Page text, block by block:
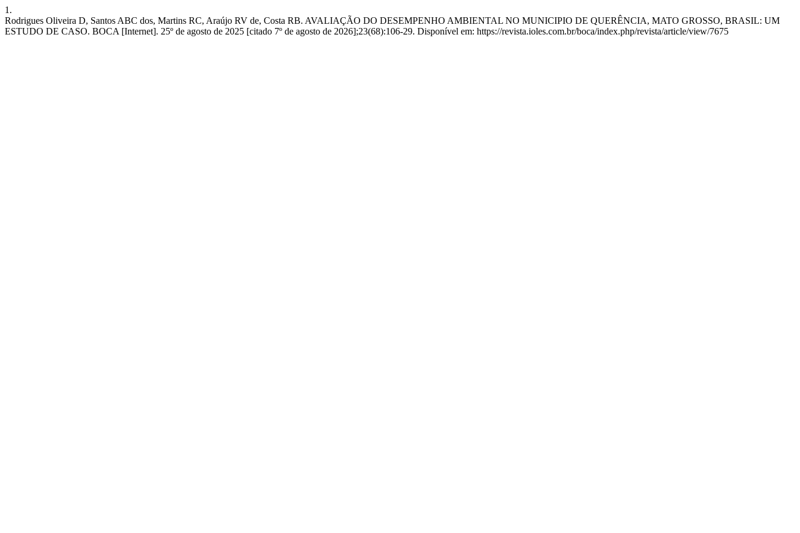
1.
Rodrigues Oliveira D, Santos ABC dos, Martins RC, Araújo RV de, Costa RB. AVALIAÇÃO DO DESEMPENHO AMBIENTAL NO MUNICIPIO DE QUERÊNCIA, MATO GROSSO, BRASIL: UM
ESTUDO DE CASO. BOCA [Internet]. 25º de agosto de 2025 [citado 7º de agosto de 2026];23(68):106-29. Disponível em: https://revista.ioles.com.br/boca/index.php/revista/article/view/7675